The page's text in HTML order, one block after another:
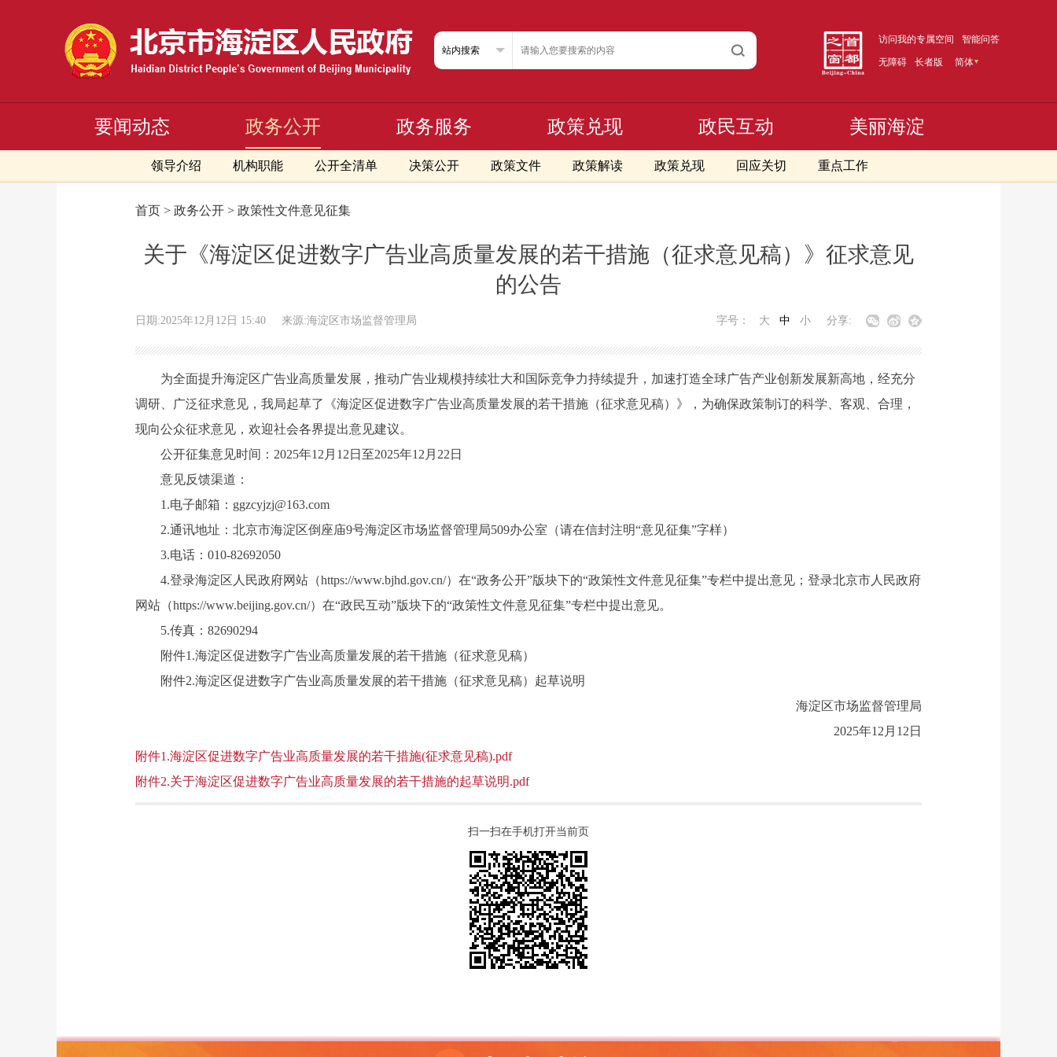
访问我的专属空间 智能问答
无障碍 长者版 简体
要闻动态 政务公开
领导介绍 机构职能 公开全清单 决策公开 政策文件 政策解读 政策兑现 回应关切 重点工作
政务服务 政策兑现 政民互动 美丽海淀
首页 > 政务公开 > 政策性文件意见征集
关于《海淀区促进数字广告业高质量发展的若干措施（征求意见稿）》征求意见
的公告
日期:2025年12月12日 15:40 来源:海淀区市场监督管理局 分享:
字号： 大 中 小
为全面提升海淀区广告业高质量发展 ，推动广告业规模持续壮大和国际竞争力持续提升， 加速打造全球广告产业创新发展新高地 ，经充分
调研、广泛征求意见，我局起草了
《海淀区促进数字广告业高质量发展的若干措施（征求意见稿）》，为确保政策制订的科学、客观、合理，
现向公众征求意见，欢迎社会各界提出意见建议。
公开征集意见时间： 2025年12 月 12 日至2025年12 月 22 日
意见反馈渠道：
1.电子邮箱： ggzcyjzj@163.com
2.通讯地址：北京市海淀区倒座庙9号海淀区市场监督管理局509办公室（请在信封注明“意见征集”字样）
3.电话： 010-82692050
4.登录海淀区人民政府网站（https://www.bjhd.gov.cn/）在“政务公开”版块下的“政策性文件意见征集”专栏中提出意见；登录北京市人民政府
网站（https://www.beijing.gov.cn/）在“政民互动”版块下的“政策性文件意见征集”专栏中提出意见。
5.传真： 82690294
附件1.海淀区促进数字广告业高质量发展的若干措施（征求意见稿）
附件2.海淀区促进数字广告业高质量发展的若干措施（征求意见稿）起草说明
海淀区市场监督管理局
2025年12 月 12 日
附件1.海淀区促进数字广告业高质量发展的若干措施(征求意见稿).pdf
附件2.关于海淀区促进数字广告业高质量发展的若干措施的起草说明.pdf
扫一扫在手机打开当前页